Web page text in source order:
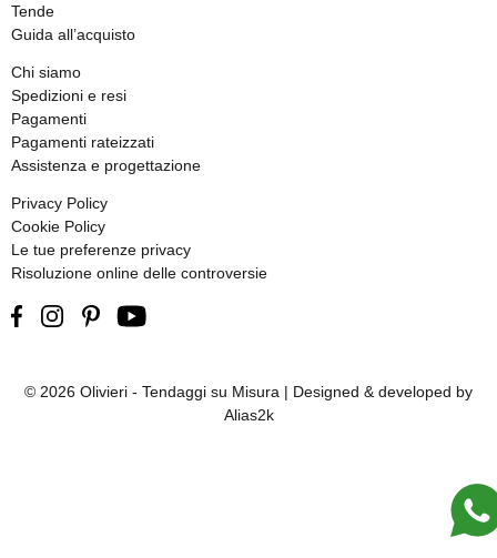
Tende
Guida all’acquisto
Chi siamo
Spedizioni e resi
Pagamenti
Pagamenti rateizzati
Assistenza e progettazione
Privacy Policy
Cookie Policy
Le tue preferenze privacy
Risoluzione online delle controversie
© 2026 Olivieri - Tendaggi su Misura | Designed & developed by
Alias2k